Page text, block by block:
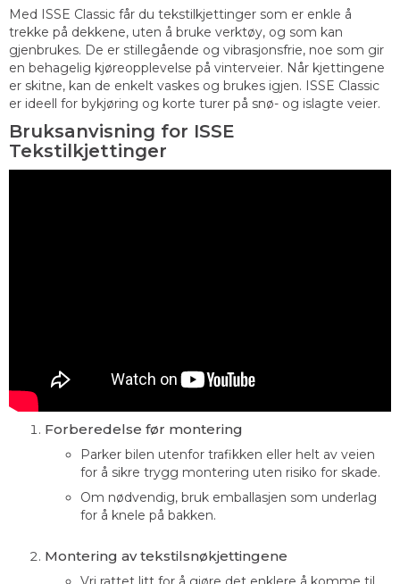
Med ISSE Classic får du tekstilkjettinger som er enkle å
trekke på dekkene, uten å bruke verktøy, og som kan
gjenbrukes. De er stillegående og vibrasjonsfrie, noe som gir
en behagelig kjøreopplevelse på vinterveier. Når kjettingene
er skitne, kan de enkelt vaskes og brukes igjen. ISSE Classic
er ideell for bykjøring og korte turer på snø- og islagte veier.
Bruksanvisning for ISSE
Tekstilkjettinger
Forberedelse før montering
Parker bilen utenfor trafikken eller helt av veien
for å sikre trygg montering uten risiko for skade.
Om nødvendig, bruk emballasjen som underlag
for å knele på bakken.
Montering av tekstilsnøkjettingene